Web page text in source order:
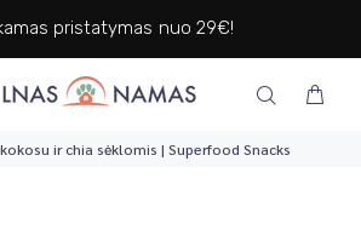
pristatymas nuo 29€!
ir chia sėklomis | Superfood Snacks